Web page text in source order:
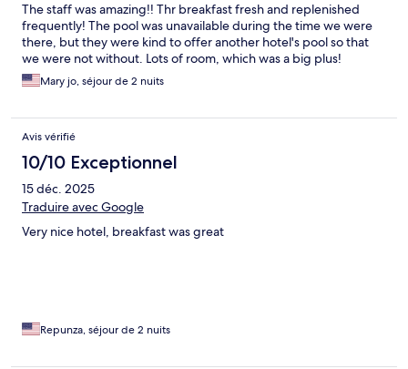
The staff was amazing!! Thr breakfast fresh and replenished
frequently! The pool was unavailable during the time we were
there, but they were kind to offer another hotel's pool so that
we were not without. Lots of room, which was a big plus!
Mary jo, séjour de 2 nuits
Avis vérifié
10/10 Exceptionnel
15 déc. 2025
Traduire avec Google
Very nice hotel, breakfast was great
Repunza, séjour de 2 nuits